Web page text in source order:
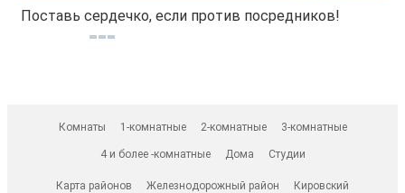
Поставь сердечко, если против посредников!
Комнаты 1-комнатные 2-комнатные 3-комнатные
4 и более -комнатные Дома Студии
Карта районов Железнодорожный район Кировский